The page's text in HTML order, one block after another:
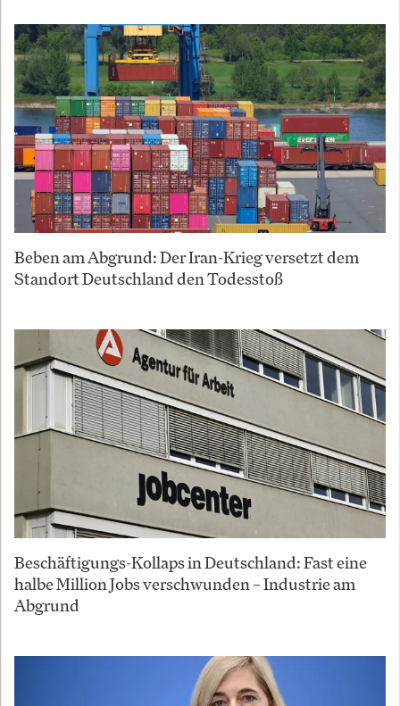
Beben am Abgrund: Der Iran-Krieg versetzt dem
Standort Deutschland den Todesstoß
Beschäftigungs-Kollaps in Deutschland: Fast eine
halbe Million Jobs verschwunden – Industrie am
Abgrund